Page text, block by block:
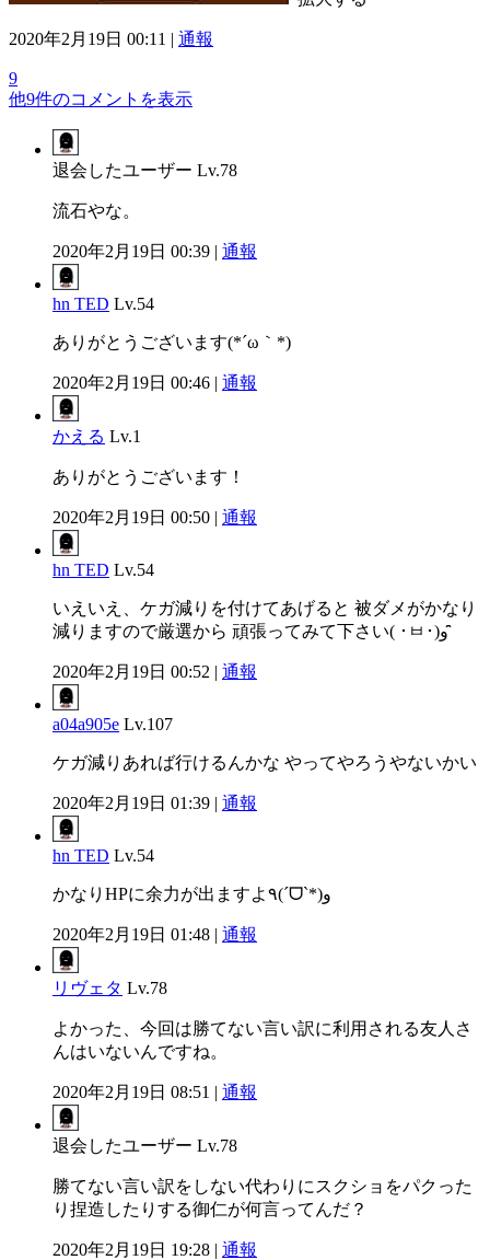
2020年2月19日 00:11 | 通報
9
他9件のコメントを表示
退会したユーザー Lv.78
流石やな。
2020年2月19日 00:39 | 通報
hn TED Lv.54
ありがとうございます(*´ω｀*)
2020年2月19日 00:46 | 通報
かえる Lv.1
ありがとうございます！
2020年2月19日 00:50 | 通報
hn TED Lv.54
いえいえ、ケガ減りを付けてあげると 被ダメがかなり
減りますので厳選から 頑張ってみて下さい( ･ㅂ･)و ̑̑
2020年2月19日 00:52 | 通報
a04a905e Lv.107
ケガ減りあれば行けるんかな やってやろうやないかい
2020年2月19日 01:39 | 通報
hn TED Lv.54
かなりHPに余力が出ますよ٩(ˊᗜˋ*)و
2020年2月19日 01:48 | 通報
リヴェタ Lv.78
よかった、今回は勝てない言い訳に利用される友人さ
んはいないんですね。
2020年2月19日 08:51 | 通報
退会したユーザー Lv.78
勝てない言い訳をしない代わりにスクショをパクった
り捏造したりする御仁が何言ってんだ？
2020年2月19日 19:28 | 通報